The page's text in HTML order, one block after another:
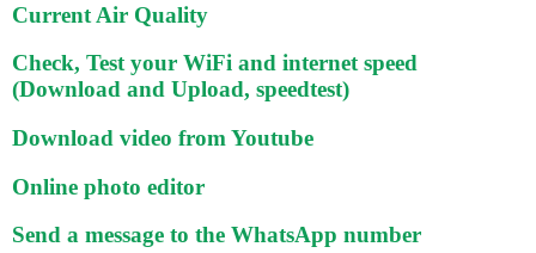
Current Air Quality
Check, Test your WiFi and internet speed
(Download and Upload, speedtest)
Download video from Youtube
Online photo editor
Send a message to the WhatsApp number